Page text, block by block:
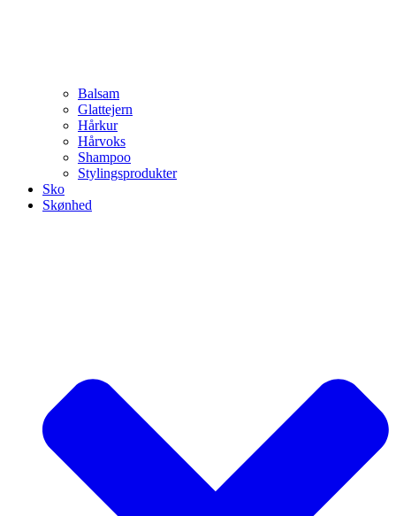
Balsam
Glattejern
Hårkur
Hårvoks
Shampoo
Stylingsprodukter
Sko
Skønhed